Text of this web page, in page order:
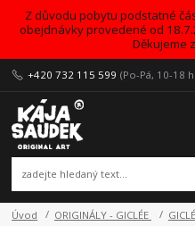
Z důvodu pobytu podstatné
obejdnávky provedené od
Děkujeme
+420 732 115 599 (Po-Pá, 10-18
Úvod ORIGINÁLY - GICLÉE